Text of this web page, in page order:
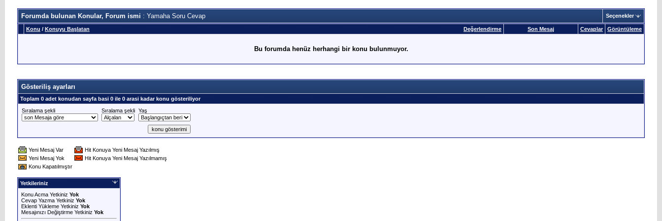
Forumda bulunan Konular, Forum ismi : Yamaha Soru Cevap Seçenekler
Değerlendirme
Konu / Konuyu Başlatan Son Mesaj Cevaplar Görüntüleme
Bu forumda henüz herhangi bir konu bulunmuyor.
Gösteriliş ayarları
Toplam 0 adet konudan sayfa basi 0 ile 0 arasi kadar konu gösteriliyor
Sıralama şekli
Sıralama şekli Yaş
Yeni Mesaj Var
Hit Konuya Yeni Mesaj Yazılmış
Yeni Mesaj Yok
Hit Konuya Yeni Mesaj Yazılmamış
Konu Kapatılmıştır
Yetkileriniz
Konu Acma Yetkiniz Yok
Cevap Yazma Yetkiniz Yok
Eklenti Yükleme Yetkiniz Yok
Mesajınızı Değiştirme Yetkiniz Yok